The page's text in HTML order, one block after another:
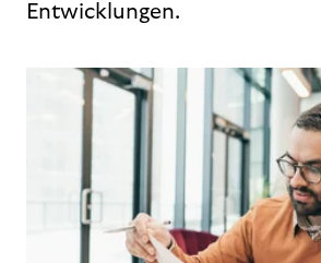
Entwicklungen.